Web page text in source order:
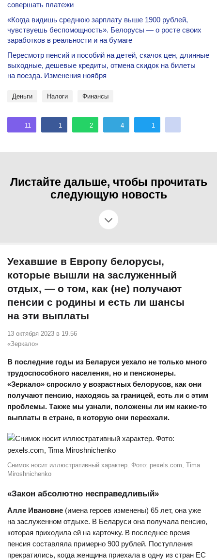
совершать платежи
«Когда видишь среднюю зарплату выше 1900 рублей,
чувствуешь беспомощность». Белорусы — о росте своих
заработков в реальности и на бумаге
Пересмотр пенсий и пособий на детей, скачок цен, длинные
выходные, дешевые кредиты, отмена скидок на билеты
на поезда. Изменения ноября
деньги Налоги Финансы
11 1 2 4 1
Листайте дальше, чтобы прочитать
следующую новость